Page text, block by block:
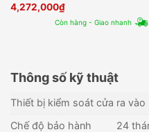
4,272,000₫
Còn hàng - Giao nhanh
Thông số kỹ thuật
Thiết bị kiểm soát cửa ra vào
Chế độ bảo hành
24